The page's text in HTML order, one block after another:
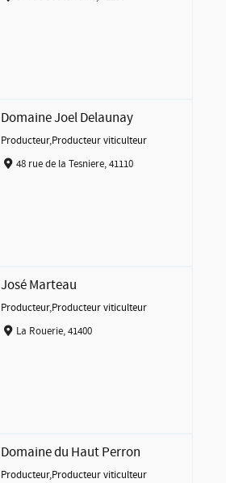
Domaine Joel Delaunay
Producteur,Producteur viticulteur
48 rue de la Tesniere, 41110
José Marteau
Producteur,Producteur viticulteur
La Rouerie, 41400
Domaine du Haut Perron
Producteur,Producteur viticulteur